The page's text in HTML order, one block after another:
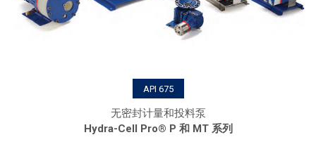
API 675
无密封计量和投料泵
Hydra-Cell Pro® P 和 MT 系列